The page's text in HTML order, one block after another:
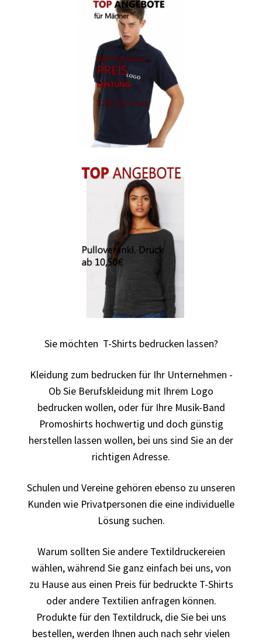
Arbeitskleidung bedrucken Wolfsburg – Firmenlogo
Arbeitspullover bedrucken
Arbeitsshirts bedrucken – Arbeitskleidung
Ärzte T Shirts Kaufen – Motive selber gestalten und
Autorennen T-Shirts Kaufen selber gestalten und
Babykleidung Kaufen – Motive selber gestalten und
Backen – Bäcker T Shirts Kaufen – Motive selber gestalten
Bad Spencer T Shirt Kaufen – Motive selber gestalten und
bedrucken
Bambi T Shirt Kaufen – Motive selber gestalten und
bedrucken
Band T-Shirts Kaufen selber gestalten und bedrucken
Batman T-Shirts Kaufen selber gestalten und bedrucken
Berg T Shirt Kaufen – Motive selber gestalten und
bedrucken
Besiktas Istanbul Fussball T-Shirts Kaufen selber
gestalten und bedrucken
Bier – Alkohol T Shirts Kaufen – Motive selber gestalten
und bedrucken
Bike – Montainbike – Fahrrad T-Shirts Kaufen – Motive
selber gestalten und bedrucken
Sie möchten T-Shirts bedrucken lassen?
Kleidung zum bedrucken für Ihr Unternehmen -
Ob Sie Berufskleidung mit Ihrem Logo
bedrucken wollen, oder für Ihre Musik-Band
Promoshirts hochwertig und doch günstig
herstellen lassen wollen, bei uns sind Sie an der
richtigen Adresse.
Schulen und Vereine gehören ebenso zu unseren
Kunden wie Privatpersonen die eine individuelle
Lösung suchen.
Warum sollten Sie andere Textildruckereien
wählen, während Sie ganz einfach bei uns, von
zu Hause aus einen Preis für bedruckte T-Shirts
oder andere Textilien anfragen können.
Produkte für den Textildruck, die Sie bei uns
bestellen, werden Ihnen auch nach sehr vielen